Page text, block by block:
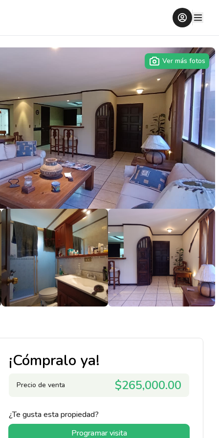
Ver más fotos
¡Cómpralo ya!
Precio de venta $265,000.00
¿Te gusta esta propiedad?
Programar visita